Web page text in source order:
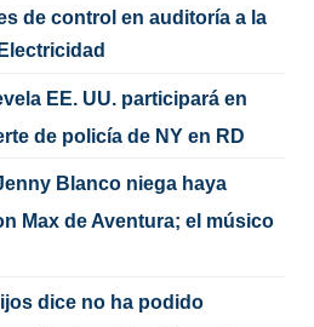
de control en auditoría a la
EE. UU. participará en
de policía de NY en RD
Blanco niega haya
Max de Aventura; el músico
dice no ha podido